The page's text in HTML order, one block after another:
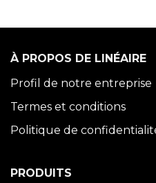
À PROPOS DE LINÉAIRE
Profil de notre entreprise
Termes et conditions
Politique de
PRODUITS